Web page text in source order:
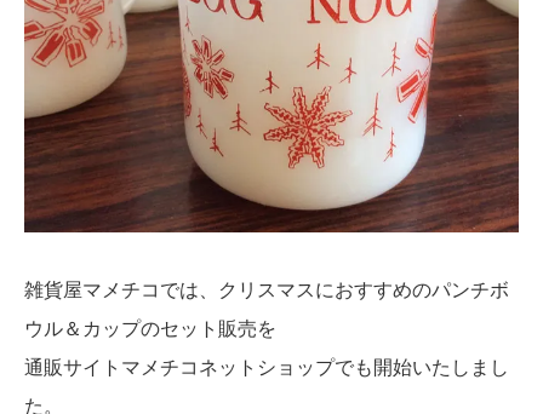
雑貨屋マメチコでは、クリスマスにおすすめのパンチボ
ウル＆カップのセット販売を
通販サイトマメチコネットショップでも開始いたしまし
た。